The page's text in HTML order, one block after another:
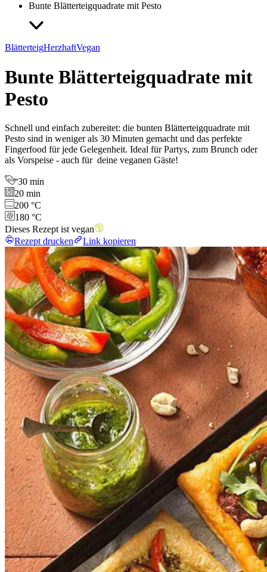
Bunte Blätterteigquadrate mit Pesto
BlätterteigHerzhaftVegan
Bunte Blätterteigquadrate mit
Pesto
Schnell und einfach zubereitet: die bunten Blätterteigquadrate mit
Pesto sind in weniger als 30 Minuten gemacht und das perfekte
Fingerfood für jede Gelegenheit. Ideal für Partys, zum Brunch oder
als Vorspeise - auch für deine veganen Gäste!
30 min
20 min
200 °C
180 °C
Dieses Rezept ist vegan
Rezept drucken
Link kopieren